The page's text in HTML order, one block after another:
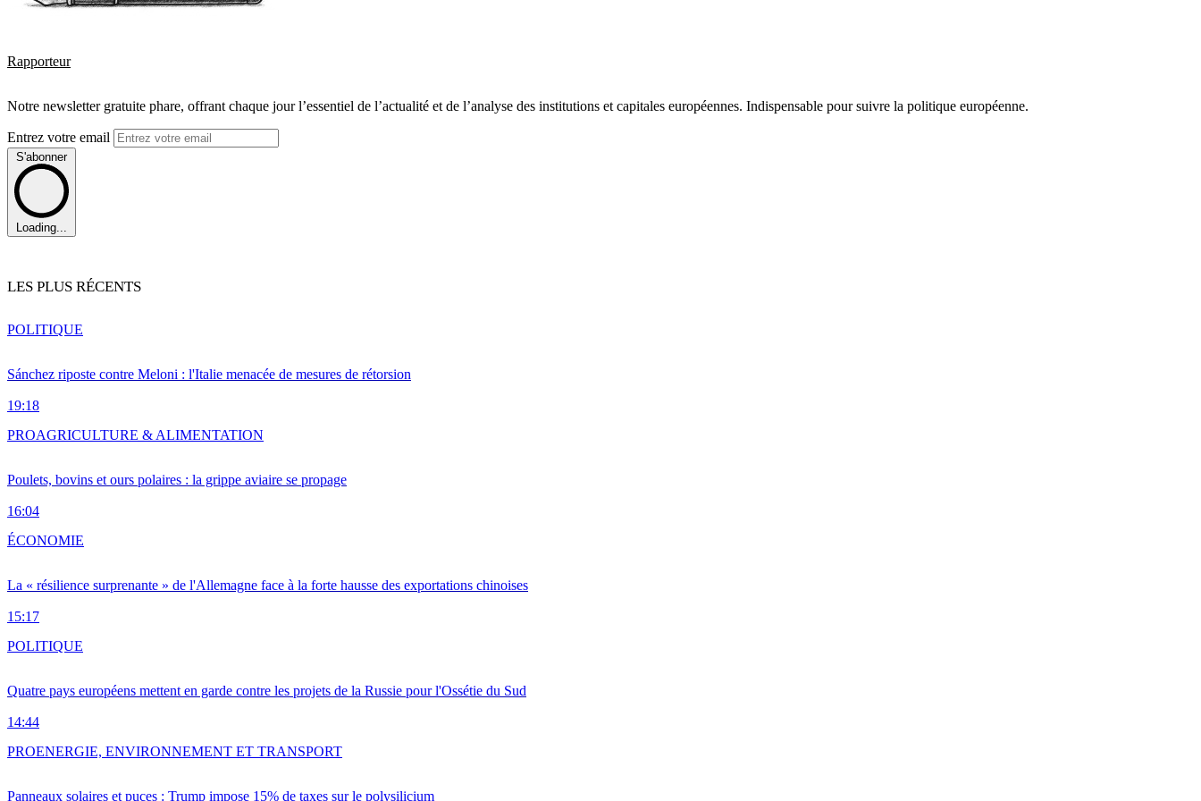
Rapporteur
Notre newsletter gratuite phare, offrant chaque jour l’essentiel de l’actualité et de l’analyse des institutions et capitales européennes. Indispensable pour suivre la politique européenne.
Entrez votre email
S'abonner
Loading...
LES PLUS RÉCENTS
Sánchez riposte contre Meloni : l'Italie menacée de mesures de rétorsion
19:18
POLITIQUE
Poulets, bovins et ours polaires : la grippe aviaire se propage
16:04
PROAGRICULTURE & ALIMENTATION
La « résilience surprenante » de l'Allemagne face à la forte hausse des exportations chinoises
15:17
ÉCONOMIE
Quatre pays européens mettent en garde contre les projets de la Russie pour l'Ossétie du Sud
14:44
POLITIQUE
Panneaux solaires et puces : Trump impose 15% de taxes sur le polysilicium
PROENERGIE, ENVIRONNEMENT ET TRANSPORT